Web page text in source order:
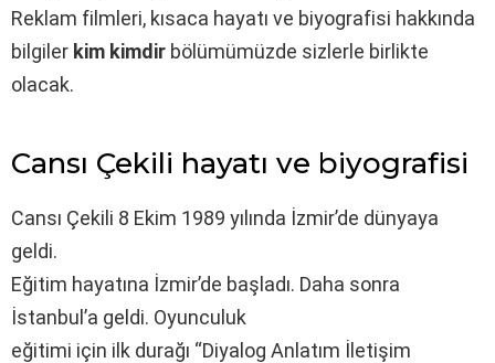
Reklam filmleri, kısaca hayatı ve biyografisi hakkında
bilgiler kim kimdir bölümümüzde sizlerle birlikte
olacak.
Cansı Çekili hayatı ve biyografisi
Cansı Çekili 8 Ekim 1989 yılında İzmir’de dünyaya
geldi.
Eğitim hayatına İzmir’de başladı. Daha sonra
İstanbul’a geldi. Oyunculuk
eğitimi için ilk durağı “Diyalog Anlatım İletişim